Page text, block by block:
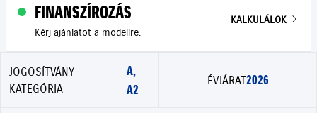
FINANSZÍROZÁS
Kérj ajánlatot a modellre.
KALKULÁLOK
JOGOSÍTVÁNY
KATEGÓRIA
A,
A2
ÉVJÁRAT2026